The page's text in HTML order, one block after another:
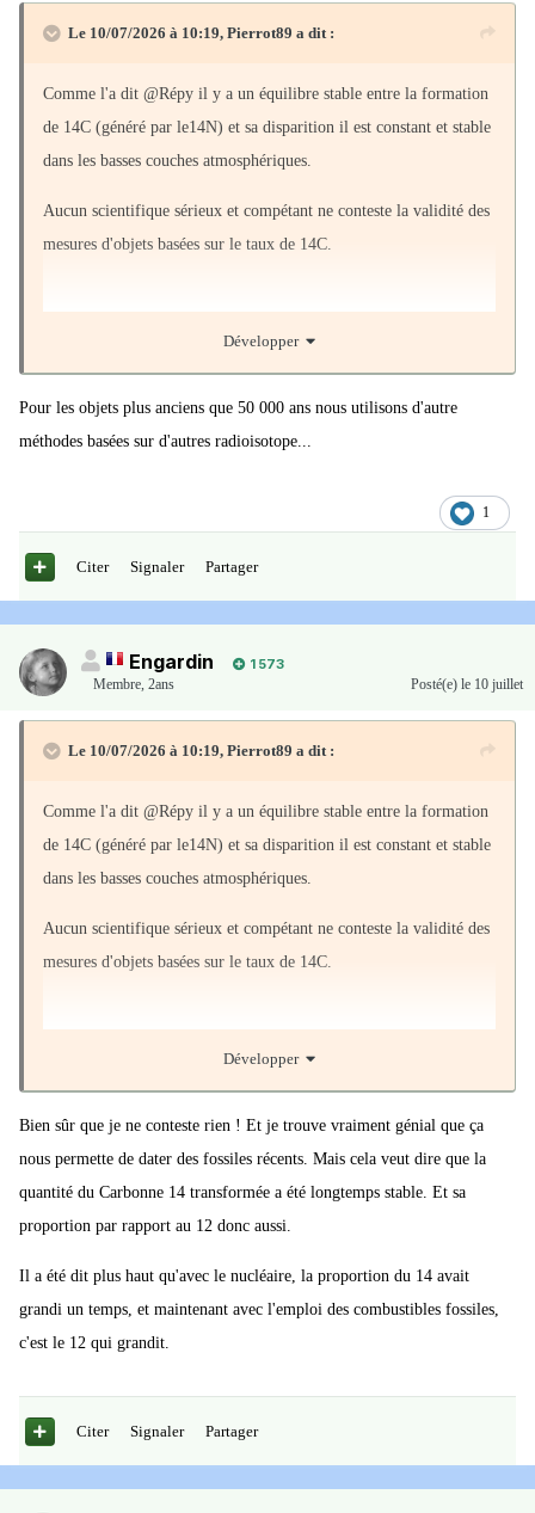
Le 10/07/2026 à 10:19, Pierrot89 a dit :
Comme l'a dit @Répy il y a un équilibre stable entre la formation
de 14C (généré par le14N) et sa disparition il est constant et stable
dans les basses couches atmosphériques.
Aucun scientifique sérieux et compétant ne conteste la validité des
mesures d'objets basées sur le taux de 14C.
Développer
Pour les objets plus anciens que 50 000 ans nous utilisons d'autre
méthodes basées sur d'autres radioisotope...
1
Citer Signaler Partager
Engardin
1 573
Membre, 2ans Posté(e) le 10 juillet
Le 10/07/2026 à 10:19, Pierrot89 a dit :
Comme l'a dit @Répy il y a un équilibre stable entre la formation
de 14C (généré par le14N) et sa disparition il est constant et stable
dans les basses couches atmosphériques.
Aucun scientifique sérieux et compétant ne conteste la validité des
mesures d'objets basées sur le taux de 14C.
Développer
Bien sûr que je ne conteste rien ! Et je trouve vraiment génial que ça
nous permette de dater des fossiles récents. Mais cela veut dire que la
quantité du Carbonne 14 transformée a été longtemps stable. Et sa
proportion par rapport au 12 donc aussi.
Il a été dit plus haut qu'avec le nucléaire, la proportion du 14 avait
grandi un temps, et maintenant avec l'emploi des combustibles fossiles,
c'est le 12 qui grandit.
Citer Signaler Partager